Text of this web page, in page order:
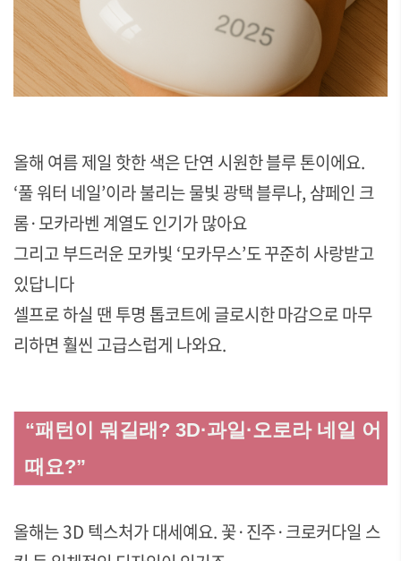
올해 여름 제일 핫한 색은 단연 시원한 블루 톤이에요.
‘풀 워터 네일’이라 불리는 물빛 광택 블루나, 샴페인 크
롬·모카라벤 계열도 인기가 많아요
그리고 부드러운 모카빛 ‘모카무스’도 꾸준히 사랑받고
있답니다
셀프로 하실 땐 투명 톱코트에 글로시한 마감으로 마무
리하면 훨씬 고급스럽게 나와요.
“패턴이 뭐길래? 3D·과일·오로라 네일 어
때요?”
올해는 3D 텍스처가 대세예요. 꽃·진주·크로커다일 스